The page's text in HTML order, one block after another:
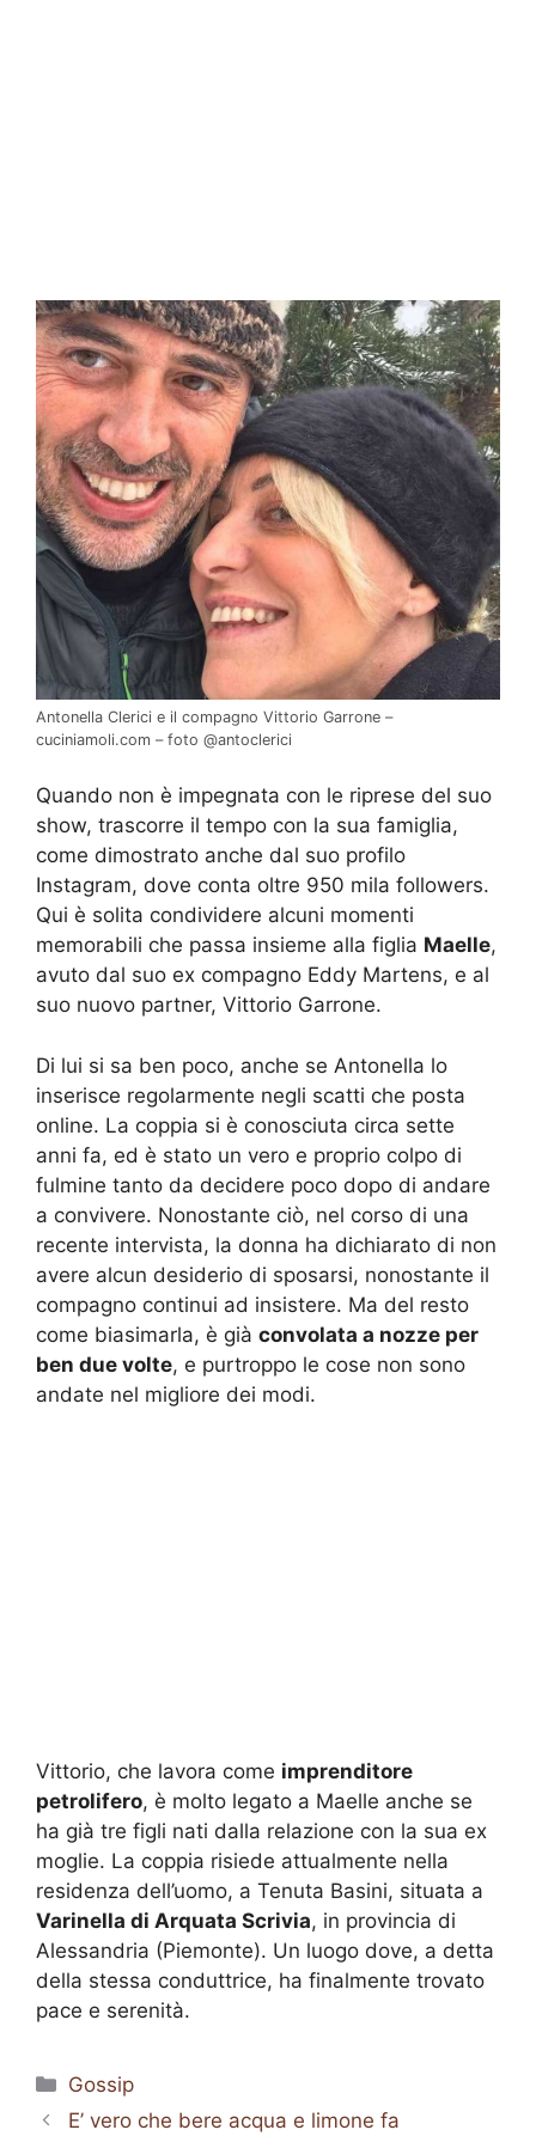
Antonella Clerici e il compagno Vittorio Garrone –
cuciniamoli.com – foto @antoclerici
Quando non è impegnata con le riprese del suo
show, trascorre il tempo con la sua famiglia,
come dimostrato anche dal suo profilo
Instagram, dove conta oltre 950 mila followers.
Qui è solita condividere alcuni momenti
memorabili che passa insieme alla figlia Maelle,
avuto dal suo ex compagno Eddy Martens, e al
suo nuovo partner, Vittorio Garrone.
Di lui si sa ben poco, anche se Antonella lo
inserisce regolarmente negli scatti che posta
online. La coppia si è conosciuta circa sette
anni fa, ed è stato un vero e proprio colpo di
fulmine tanto da decidere poco dopo di andare
a convivere. Nonostante ciò, nel corso di una
recente intervista, la donna ha dichiarato di non
avere alcun desiderio di sposarsi, nonostante il
compagno continui ad insistere. Ma del resto
come biasimarla, è già convolata a nozze per
ben due volte, e purtroppo le cose non sono
andate nel migliore dei modi.
Vittorio, che lavora come imprenditore
petrolifero, è molto legato a Maelle anche se
ha già tre figli nati dalla relazione con la sua ex
moglie. La coppia risiede attualmente nella
residenza dell’uomo, a Tenuta Basini, situata a
Varinella di Arquata Scrivia, in provincia di
Alessandria (Piemonte). Un luogo dove, a detta
della stessa conduttrice, ha finalmente trovato
pace e serenità.
Categorie
Gossip
E’ vero che bere acqua e limone fa